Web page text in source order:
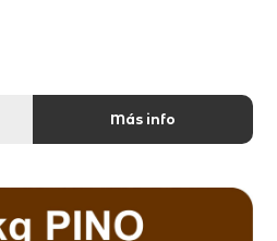
Más info